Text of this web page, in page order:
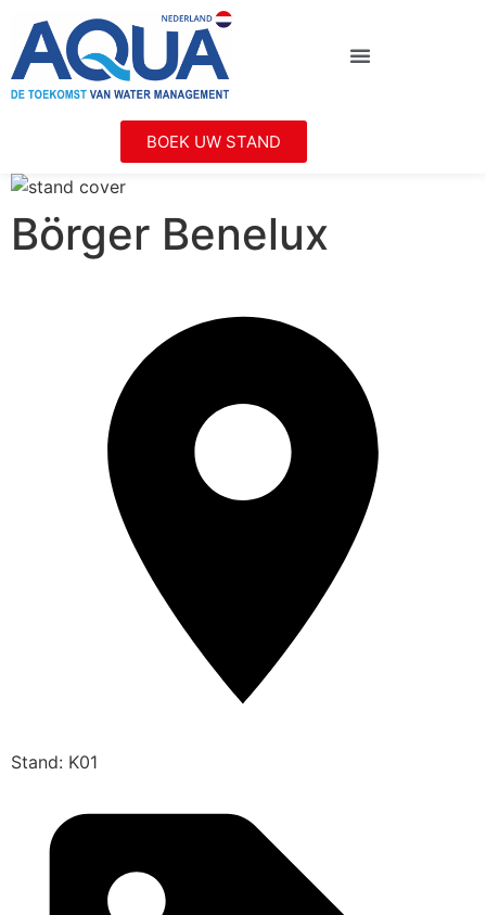
BOEK UW STAND
Börger Benelux
Stand: K01